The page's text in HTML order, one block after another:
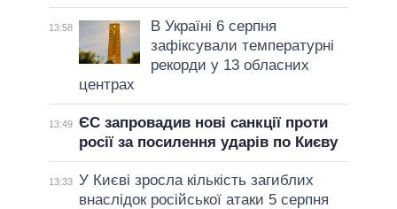
13:58
В Україні 6 серпня
зафіксували температурні
рекорди у 13 обласних
центрах
13:49 ЄС запровадив нові санкції проти
росії за посилення ударів по Києву
13:33 У Києві зросла кількість загиблих
внаслідок російської атаки 5 серпня